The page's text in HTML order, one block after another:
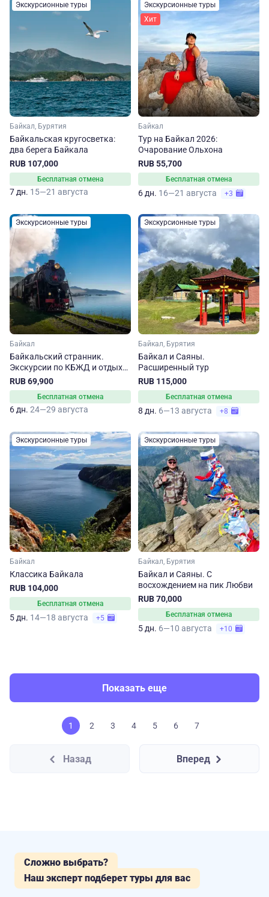
Экскурсионные туры
Байкал, Бурятия
Байкальская кругосветка:
два берега Байкала
RUB 107,000
Бесплатная отмена
7 дн. 15—21 августа
Экскурсионные туры
Хит
Байкал
Тур на Байкал 2026:
Очарование Ольхона
RUB 55,700
Бесплатная отмена
6 дн. 16—21 августа +3
Экскурсионные туры
Байкал
Байкальский странник.
Экскурсии по КБЖД и отдых
на Ольхоне
RUB 69,900
Бесплатная отмена
6 дн. 24—29 августа
Экскурсионные туры
Байкал, Бурятия
Байкал и Саяны.
Расширенный тур
RUB 115,000
Бесплатная отмена
8 дн. 6—13 августа +8
Экскурсионные туры
Байкал
Классика Байкала
RUB 104,000
Бесплатная отмена
5 дн. 14—18 августа +5
Экскурсионные туры
Байкал, Бурятия
Байкал и Саяны. С
восхождением на пик Любви
RUB 70,000
Бесплатная отмена
5 дн. 6—10 августа +10
Показать еще
1 2 3 4 5 6 7
Назад Вперед
Сложно выбрать?
Наш эксперт подберет туры для вас